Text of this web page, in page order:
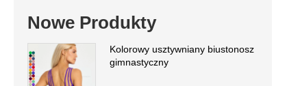
Nowe Produkty
Kolorowy usztywniany biustonosz
gimnastyczny